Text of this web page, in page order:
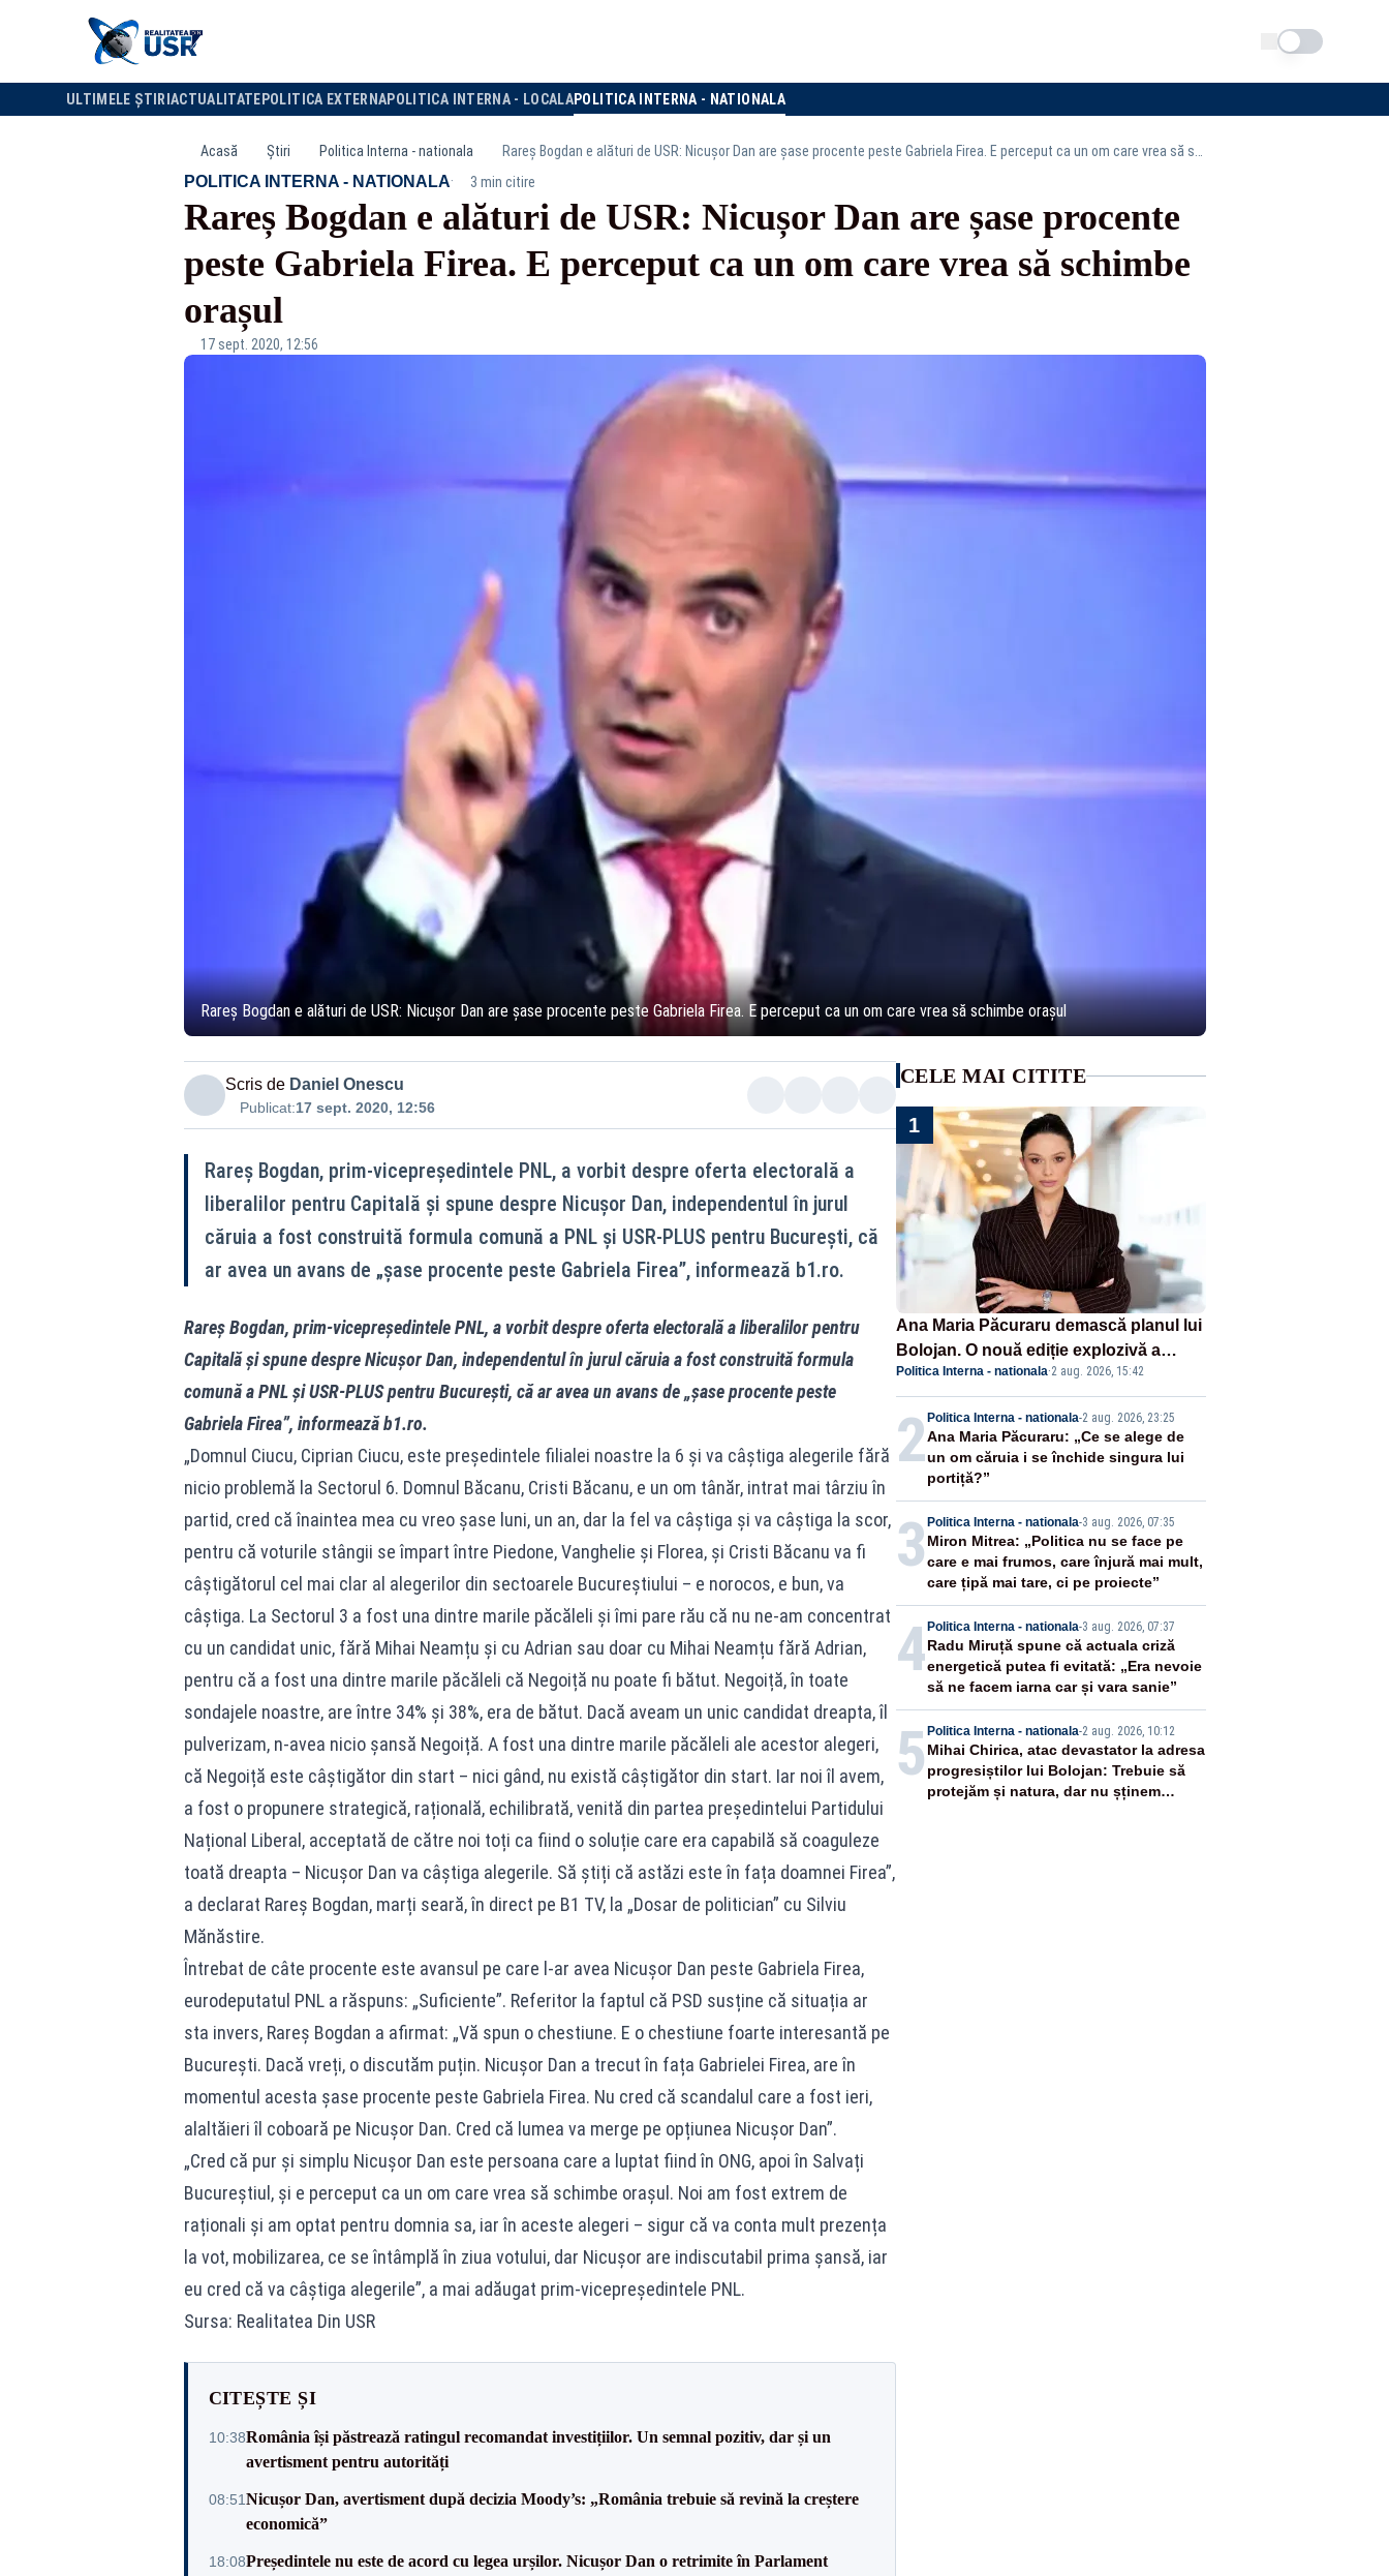
Schimba tema
ULTIMELE ȘTIRI ACTUALITATE POLITICA EXTERNAPOLITICA INTERNA - LOCALAPOLITICA INTERNA - NATIONALA
Acasă Știri Politica Interna - nationala
POLITICA INTERNA - NATIONALA· 3 min citire
Rareș Bogdan e alături de USR: Nicușor Dan are șase procente
peste Gabriela Firea. E perceput ca un om care vrea să schimbe
orașul
17 sept. 2020, 12:56
Rareș Bogdan e alături de USR: Nicușor Dan are șase procente peste Gabriela Firea. E perceput ca un om care vrea să schimbe orașul
Scris de Daniel Onescu
Publicat:17 sept. 2020, 12:56
Rareș Bogdan, prim-vicepreședintele PNL, a vorbit despre oferta electorală a
liberalilor pentru Capitală și spune despre Nicușor Dan, independentul în jurul
căruia a fost construită formula comună a PNL și USR-PLUS pentru București, că
ar avea un avans de „șase procente peste Gabriela Firea”, informează b1.ro.
Rareș Bogdan, prim-vicepreședintele PNL, a vorbit despre oferta electorală a liberalilor pentru
Capitală și spune despre Nicușor Dan, independentul în jurul căruia a fost construită formula
comună a PNL și USR-PLUS pentru București, că ar avea un avans de „șase procente peste
Gabriela Firea”, informează b1.ro.
„Domnul Ciucu, Ciprian Ciucu, este președintele filialei noastre la 6 și va câștiga alegerile fără
nicio problemă la Sectorul 6. Domnul Băcanu, Cristi Băcanu, e un om tânăr, intrat mai târziu în
partid, cred că înaintea mea cu vreo șase luni, un an, dar la fel va câștiga și va câștiga la scor,
pentru că voturile stângii se împart între Piedone, Vanghelie și Florea, și Cristi Băcanu va fi
câștigătorul cel mai clar al alegerilor din sectoarele Bucureștiului – e norocos, e bun, va
câștiga. La Sectorul 3 a fost una dintre marile păcăleli și îmi pare rău că nu ne-am concentrat
cu un candidat unic, fără Mihai Neamțu și cu Adrian sau doar cu Mihai Neamțu fără Adrian,
pentru că a fost una dintre marile păcăleli că Negoiță nu poate fi bătut. Negoiță, în toate
sondajele noastre, are între 34% și 38%, era de bătut. Dacă aveam un unic candidat dreapta, îl
pulverizam, n-avea nicio șansă Negoiță. A fost una dintre marile păcăleli ale acestor alegeri,
că Negoiță este câștigător din start – nici gând, nu există câștigător din start. Iar noi îl avem,
a fost o propunere strategică, rațională, echilibrată, venită din partea președintelui Partidului
Național Liberal, acceptată de către noi toți ca fiind o soluție care era capabilă să coaguleze
toată dreapta – Nicușor Dan va câștiga alegerile. Să știți că astăzi este în fața doamnei Firea”,
a declarat Rareș Bogdan, marți seară, în direct pe B1 TV, la „Dosar de politician” cu Silviu
Mănăstire.
Întrebat de câte procente este avansul pe care l-ar avea Nicușor Dan peste Gabriela Firea,
eurodeputatul PNL a răspuns: „Suficiente”. Referitor la faptul că PSD susține că situația ar
sta invers, Rareș Bogdan a afirmat: „Vă spun o chestiune. E o chestiune foarte interesantă pe
București. Dacă vreți, o discutăm puțin. Nicușor Dan a trecut în fața Gabrielei Firea, are în
momentul acesta șase procente peste Gabriela Firea. Nu cred că scandalul care a fost ieri,
alaltăieri îl coboară pe Nicușor Dan. Cred că lumea va merge pe opțiunea Nicușor Dan”.
„Cred că pur și simplu Nicușor Dan este persoana care a luptat fiind în ONG, apoi în Salvați
Bucureștiul, și e perceput ca un om care vrea să schimbe orașul. Noi am fost extrem de
raționali și am optat pentru domnia sa, iar în aceste alegeri – sigur că va conta mult prezența
la vot, mobilizarea, ce se întâmplă în ziua votului, dar Nicușor are indiscutabil prima șansă, iar
eu cred că va câștiga alegerile”, a mai adăugat prim-vicepreședintele PNL.
Sursa: Realitatea Din USR
CITEȘTE ȘI
10:38România își păstrează ratingul recomandat investițiilor. Un semnal pozitiv, dar și un
avertisment pentru autorități
08:51Nicușor Dan, avertisment după decizia Moody’s: „România trebuie să revină la creștere
economică”
18:08Președintele nu este de acord cu legea urșilor. Nicușor Dan o retrimite în Parlament
CELE MAI CITITE
1
Ana Maria Păcuraru demască planul lui
Bolojan. O nouă ediție explozivă a
emisiunii „Miza Zilei” la Realitatea
PLUS
Politica Interna - nationala·2 aug. 2026, 15:42
2 Politica Interna - nationala-2 aug. 2026, 23:25
Ana Maria Păcuraru: „Ce se alege de
un om căruia i se închide singura lui
portiță?”
3 Politica Interna - nationala-3 aug. 2026, 07:35
Miron Mitrea: „Politica nu se face pe
care e mai frumos, care înjură mai mult,
care țipă mai tare, ci pe proiecte”
4 Politica Interna - nationala-3 aug. 2026, 07:37
Radu Miruță spune că actuala criză
energetică putea fi evitată: „Era nevoie
să ne facem iarna car și vara sanie”
5 Politica Interna - nationala-2 aug. 2026, 10:12
Mihai Chirica, atac devastator la adresa
progresiștilor lui Bolojan: Trebuie să
protejăm și natura, dar nu șținem